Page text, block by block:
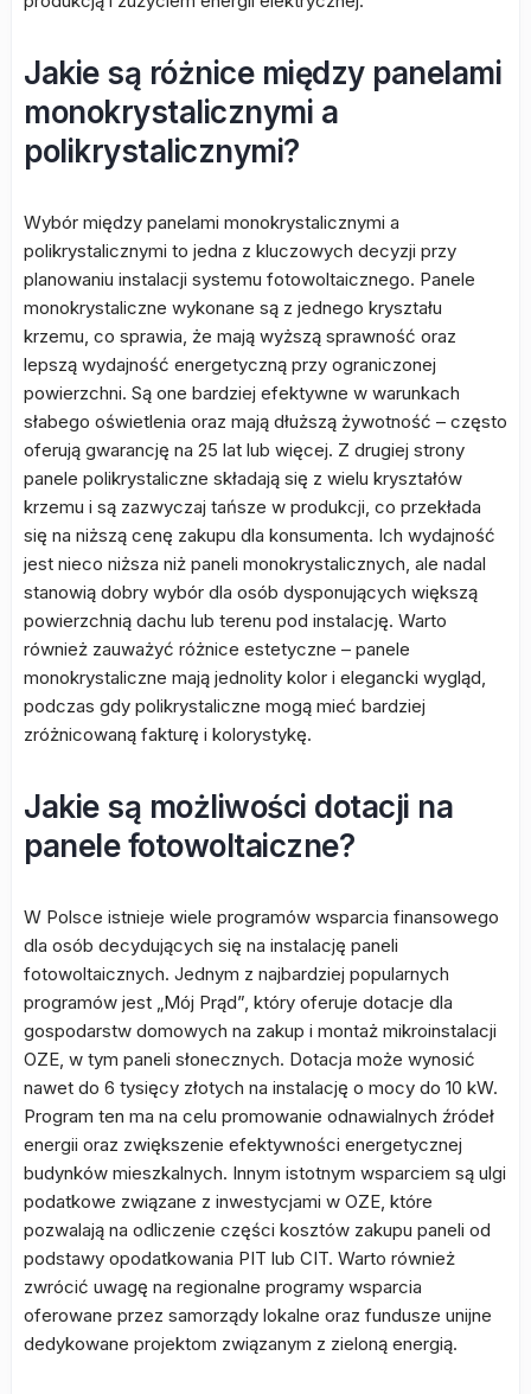
Jakie są różnice między panelami
monokrystalicznymi a
polikrystalicznymi?
Wybór między panelami monokrystalicznymi a
polikrystalicznymi to jedna z kluczowych decyzji przy
planowaniu instalacji systemu fotowoltaicznego. Panele
monokrystaliczne wykonane są z jednego kryształu
krzemu, co sprawia, że mają wyższą sprawność oraz
lepszą wydajność energetyczną przy ograniczonej
powierzchni. Są one bardziej efektywne w warunkach
słabego oświetlenia oraz mają dłuższą żywotność – często
oferują gwarancję na 25 lat lub więcej. Z drugiej strony
panele polikrystaliczne składają się z wielu kryształów
krzemu i są zazwyczaj tańsze w produkcji, co przekłada
się na niższą cenę zakupu dla konsumenta. Ich wydajność
jest nieco niższa niż paneli monokrystalicznych, ale nadal
stanowią dobry wybór dla osób dysponujących większą
powierzchnią dachu lub terenu pod instalację. Warto
również zauważyć różnice estetyczne – panele
monokrystaliczne mają jednolity kolor i elegancki wygląd,
podczas gdy polikrystaliczne mogą mieć bardziej
zróżnicowaną fakturę i kolorystykę.
Jakie są możliwości dotacji na
panele fotowoltaiczne?
W Polsce istnieje wiele programów wsparcia finansowego
dla osób decydujących się na instalację paneli
fotowoltaicznych. Jednym z najbardziej popularnych
programów jest „Mój Prąd”, który oferuje dotacje dla
gospodarstw domowych na zakup i montaż mikroinstalacji
OZE, w tym paneli słonecznych. Dotacja może wynosić
nawet do 6 tysięcy złotych na instalację o mocy do 10 kW.
Program ten ma na celu promowanie odnawialnych źródeł
energii oraz zwiększenie efektywności energetycznej
budynków mieszkalnych. Innym istotnym wsparciem są ulgi
podatkowe związane z inwestycjami w OZE, które
pozwalają na odliczenie części kosztów zakupu paneli od
podstawy opodatkowania PIT lub CIT. Warto również
zwrócić uwagę na regionalne programy wsparcia
oferowane przez samorządy lokalne oraz fundusze unijne
dedykowane projektom związanym z zieloną energią.